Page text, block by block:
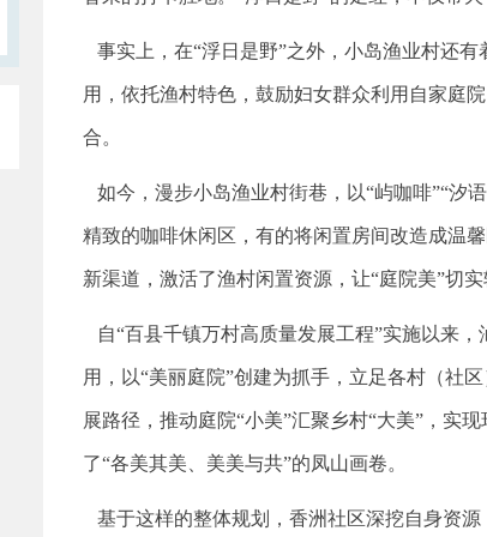
事实上，在“浮日是野”之外，小岛渔业村还
用，依托渔村特色，鼓励妇女群众利用自家庭
合。
如今，漫步小岛渔业村街巷，以“屿咖啡”“汐
精致的咖啡休闲区，有的将闲置房间改造成温
新渠道，激活了渔村闲置资源，让“庭院美”切实
自“百县千镇万村高质量发展工程”实施以来
用，以“美丽庭院”创建为抓手，立足各村（社
展路径，推动庭院“小美”汇聚乡村“大美”，实
了“各美其美、美美与共”的凤山画卷。
基于这样的整体规划，香洲社区深挖自身资源